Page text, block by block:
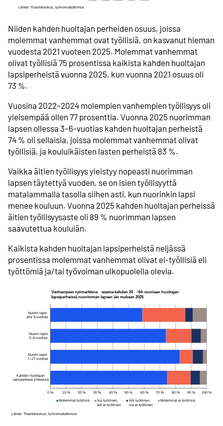
Niiden kahden huoltajan perheiden osuus, joissa
molemmat vanhemmat ovat työllisiä, on kasvanut hieman
vuodesta 2021 vuoteen 2025. Molemmat vanhemmat
olivat työllisiä 75 prosentissa kaikista kahden huoltajan
lapsiperheistä vuonna 2025, kun vuonna 2021 osuus oli
73 %.
Vuosina 2022–2024 molempien vanhempien työllisyys oli
yleisempää ollen 77 prosenttia. Vuonna 2025 nuorimman
lapsen ollessa 3–6-vuotias kahden huoltajan perheistä
74 % oli sellaisia, joissa molemmat vanhemmat olivat
työllisiä, ja kouluikäisten lasten perheistä 83 %.
Vaikka äitien työllisyys yleistyy nopeasti nuorimman
lapsen täytettyä vuoden, se on isien työllisyyttä
matalammalla tasolla siihen asti, kun nuorinkin lapsi
menee kouluun. Vuonna 2025 kahden huoltajan perheissä
äitien työllisyysaste oli 89 % nuorimman lapsen
saavutettua kouluiän.
Kaikista kahden huoltajan lapsiperheistä neljässä
prosentissa molemmat vanhemmat olivat ei-työllisiä eli
työttömiä ja/tai työvoiman ulkopuolella olevia.